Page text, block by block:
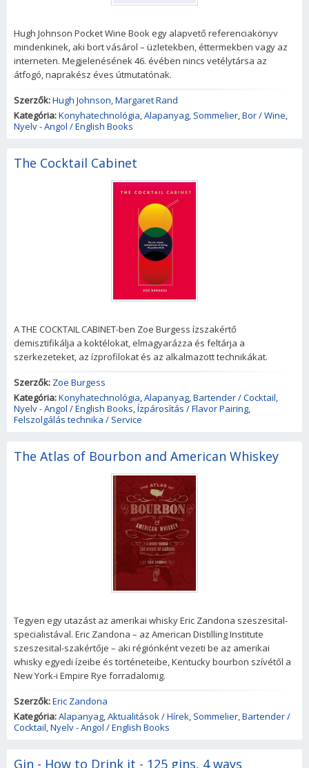
Hugh Johnson Pocket Wine Book egy alapvető referenciakönyv
mindenkinek, aki bort vásárol – üzletekben, éttermekben vagy az
interneten. Megjelenésének 46. évében nincs vetélytársa az
átfogó, naprakész éves útmutatónak.
Szerzők:Hugh Johnson,Margaret Rand
Kategória:Konyhatechnológia,Alapanyag, Sommelier,Bor / Wine,
Nyelv - Angol / English Books
The Cocktail Cabinet
A THE COCKTAIL CABINET-ben Zoe Burgess ízszakértő
demisztifikálja a koktélokat, elmagyarázza és feltárja a
szerkezeteket, az ízprofilokat és az alkalmazott technikákat.
Szerzők: Zoe Burgess
Kategória:Konyhatechnológia,Alapanyag,Bartender / Cocktail,
Nyelv - Angol / English Books,Ízpárosítás / Flavor Pairing,
Felszolgálás technika / Service
The Atlas of Bourbon and American Whiskey
Tegyen egy utazást az amerikai whisky Eric Zandona szeszesital-
specialistával. Eric Zandona – az American Distilling Institute
szeszesital-szakértője – aki régiónként vezeti be az amerikai
whisky egyedi ízeibe és történeteibe, Kentucky bourbon szívétől a
New York-i Empire Rye forradalomig.
Szerzők:Eric Zandona
Kategória:Alapanyag,Aktualitások / Hírek, Sommelier,Bartender /
Cocktail,Nyelv - Angol / English Books
Gin - How to Drink it - 125 gins, 4 ways